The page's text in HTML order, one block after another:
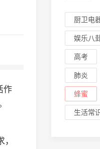
作
厨卫电
娱乐八
高考
肺炎
蜂蜜
生活常